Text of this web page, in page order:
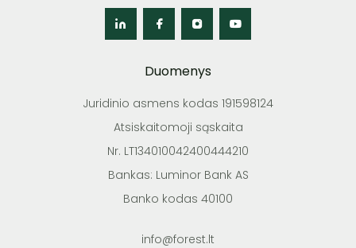
Duomenys
Juridinio asmens kodas 191598124
Atsiskaitomoji sąskaita
Nr. LT134010042400444210
Bankas: Luminor Bank AS
Banko kodas 40100
info@forest.lt